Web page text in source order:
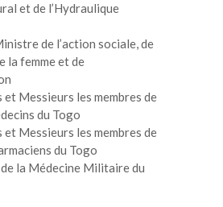
et de l’Hydraulique
de l’action sociale, de
la femme et de
et Messieurs les membres de
du Togo
et Messieurs les membres de
du Togo
la Médecine Militaire du